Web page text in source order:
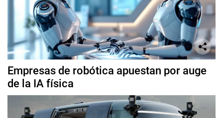
Empresas de robótica apuestan por auge
de la IA física